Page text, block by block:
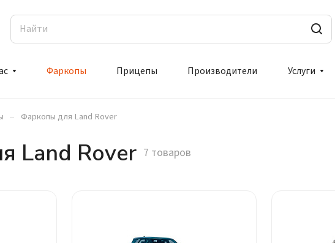
Фаркопы Прицепы Производители Услуги
– Фаркопы для Land Rover
Land Rover 7 товаров